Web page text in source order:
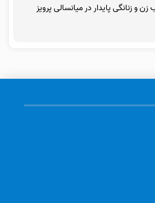
و زنانگی پایدار در میانسالی پرویز